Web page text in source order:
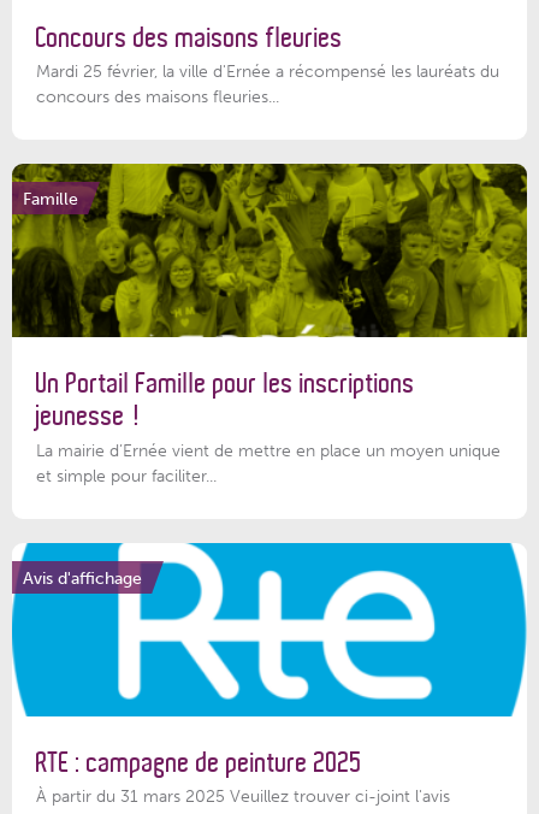
Concours des maisons fleuries
Mardi 25 février, la ville d'Ernée a récompensé les lauréats du
concours des maisons fleuries...
Famille
Un Portail Famille pour les inscriptions
jeunesse !
La mairie d’Ernée vient de mettre en place un moyen unique
et simple pour faciliter...
Avis d'affichage
RTE : campagne de peinture 2025
À partir du 31 mars 2025 Veuillez trouver ci-joint l'avis